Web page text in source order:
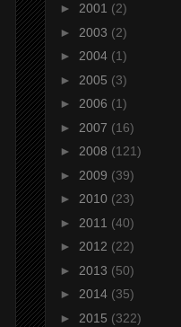
► 2001 (2)
► 2003 (2)
► 2004 (1)
► 2005 (3)
► 2006 (1)
► 2007 (16)
► 2008 (121)
► 2009 (39)
► 2010 (23)
► 2011 (40)
► 2012 (22)
► 2013 (50)
► 2014 (35)
► 2015 (322)